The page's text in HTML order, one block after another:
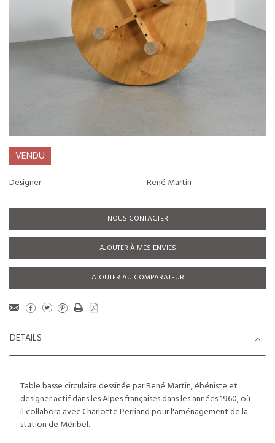
VENDU
Designer René Martin
NOUS CONTACTER
AJOUTER À MES ENVIES
AJOUTER AU COMPARATEUR
DETAILS
Table basse circulaire dessinée par René Martin, ébéniste et
designer actif dans les Alpes françaises dans les années 1960, où
il collabora avec Charlotte Perriand pour l'aménagement de la
station de Méribel.